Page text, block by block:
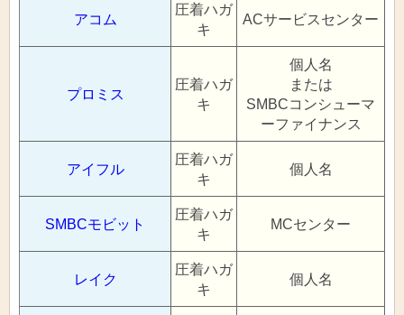
アコム
圧着ハガ
キ
ACサービスセンター
プロミス
圧着ハガ
キ
個人名
または
SMBCコンシューマ
ーファイナンス
アイフル
圧着ハガ
キ
個人名
SMBCモビット
圧着ハガ
キ
MCセンター
レイク
圧着ハガ
キ
個人名